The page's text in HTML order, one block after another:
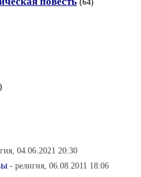
04.06.2021 20:30
- религия, 06.08.2011 18:06